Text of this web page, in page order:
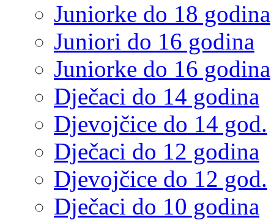
Juniorke do 18 godina
Juniori do 16 godina
Juniorke do 16 godina
Dječaci do 14 godina
Djevojčice do 14 god.
Dječaci do 12 godina
Djevojčice do 12 god.
Dječaci do 10 godina